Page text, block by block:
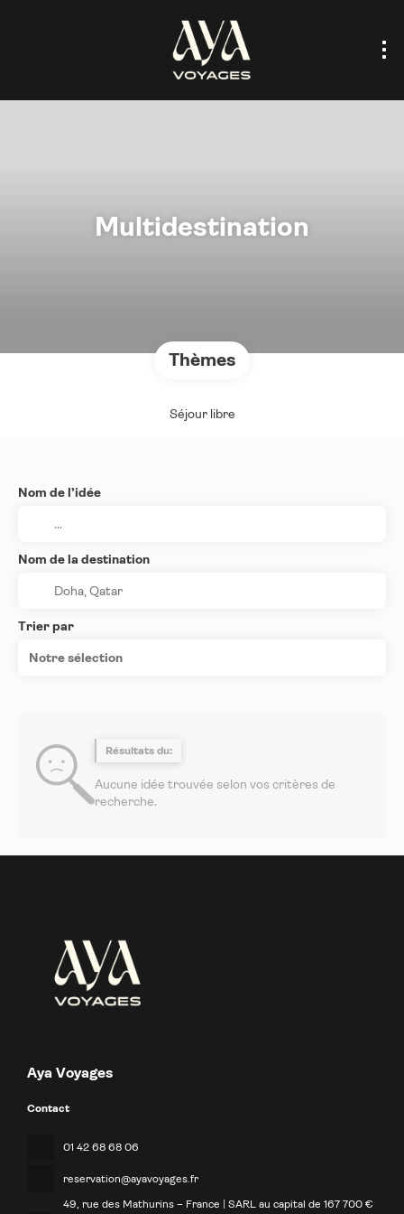
Multidestination
Thèmes
Séjour libre
Nom de l’idée
Nom de la destination
Trier par
Notre sélection
Résultats du:
Aucune idée trouvée selon vos critères de
recherche.
Aya Voyages
Contact
01 42 68 68 06
reservation@ayavoyages.fr
49, rue des Mathurins – France | SARL au capital de 167 700 €